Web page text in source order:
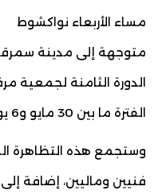
مساء الأربعاء نواكشوط
متوجهة إلى مدينة
الدورة الثامنة لجمعية
الفترة ما بين 30 مايو و6 يونيو 2026.
وستجمع هذه التظاهرة
فنيين وماليين، إضافة